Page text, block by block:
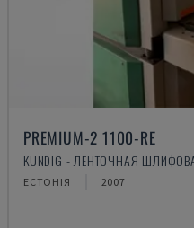
PREMIUM-2 1100-RE
KUNDIG - ЛЕНТОЧНАЯ
ЕСТОНІЯ 2007